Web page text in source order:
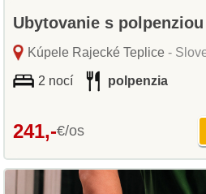
Ubytovanie s
Kúpele Rajecké Teplice-
2 nocí polpenzia
241,-€/os